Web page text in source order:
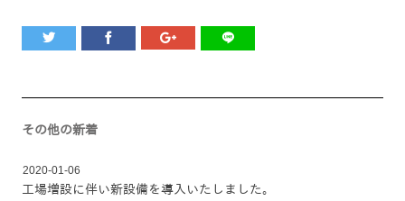
その他の新着
2020-01-06
工場増設に伴い新設備を導入いたしました。